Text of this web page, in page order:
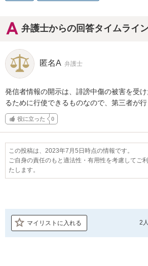
弁護士からの回答タイムライ
匿名A 弁護士
発信者情報の開示は、誹謗中傷の被害を受
るために行使できるものなので、第三者が行
役に立った 0
この投稿は、2023年7月5日時点の情報です。
ご自身の責任のもと適法性・有用性を考慮してご
たします。
マイリストに入れる 2